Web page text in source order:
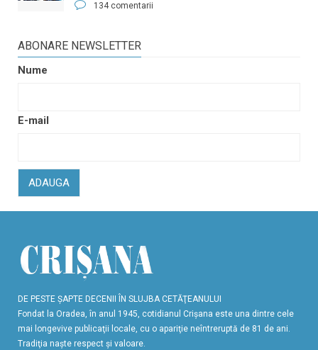
134 comentarii
ABONARE NEWSLETTER
Nume
E-mail
ADAUGA
DE PESTE ŞAPTE DECENII ÎN SLUJBA CETĂŢEANULUI
Fondat la Oradea, în anul 1945, cotidianul Crişana este una dintre cele
mai longevive publicaţii locale, cu o apariţie neîntreruptă de 81 de ani.
Tradiţia naşte respect şi valoare.